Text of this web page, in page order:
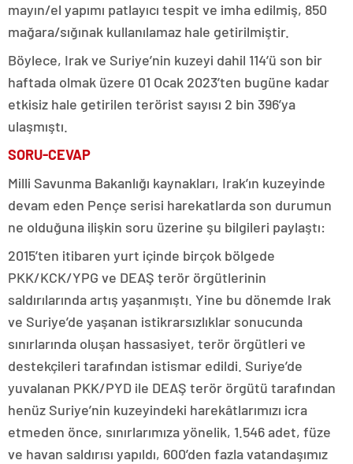
mayın/el yapımı patlayıcı tespit ve imha edilmiş, 850
mağara/sığınak kullanılamaz hale getirilmiştir.
Böylece, Irak ve Suriye’nin kuzeyi dahil 114’ü son bir
haftada olmak üzere 01 Ocak 2023’ten bugüne kadar
etkisiz hale getirilen terörist sayısı 2 bin 396’ya
ulaşmıştı.
SORU-CEVAP
Milli Savunma Bakanlığı kaynakları, Irak’ın kuzeyinde
devam eden Pençe serisi harekatlarda son durumun
ne olduğuna ilişkin soru üzerine şu bilgileri paylaştı:
2015’ten itibaren yurt içinde birçok bölgede
PKK/KCK/YPG ve DEAŞ terör örgütlerinin
saldırılarında artış yaşanmıştı. Yine bu dönemde Irak
ve Suriye’de yaşanan istikrarsızlıklar sonucunda
sınırlarında oluşan hassasiyet, terör örgütleri ve
destekçileri tarafından istismar edildi. Suriye’de
yuvalanan PKK/PYD ile DEAŞ terör örgütü tarafından
henüz Suriye’nin kuzeyindeki harekâtlarımızı icra
etmeden önce, sınırlarımıza yönelik, 1.546 adet, füze
ve havan saldırısı yapıldı, 600’den fazla vatandaşımız